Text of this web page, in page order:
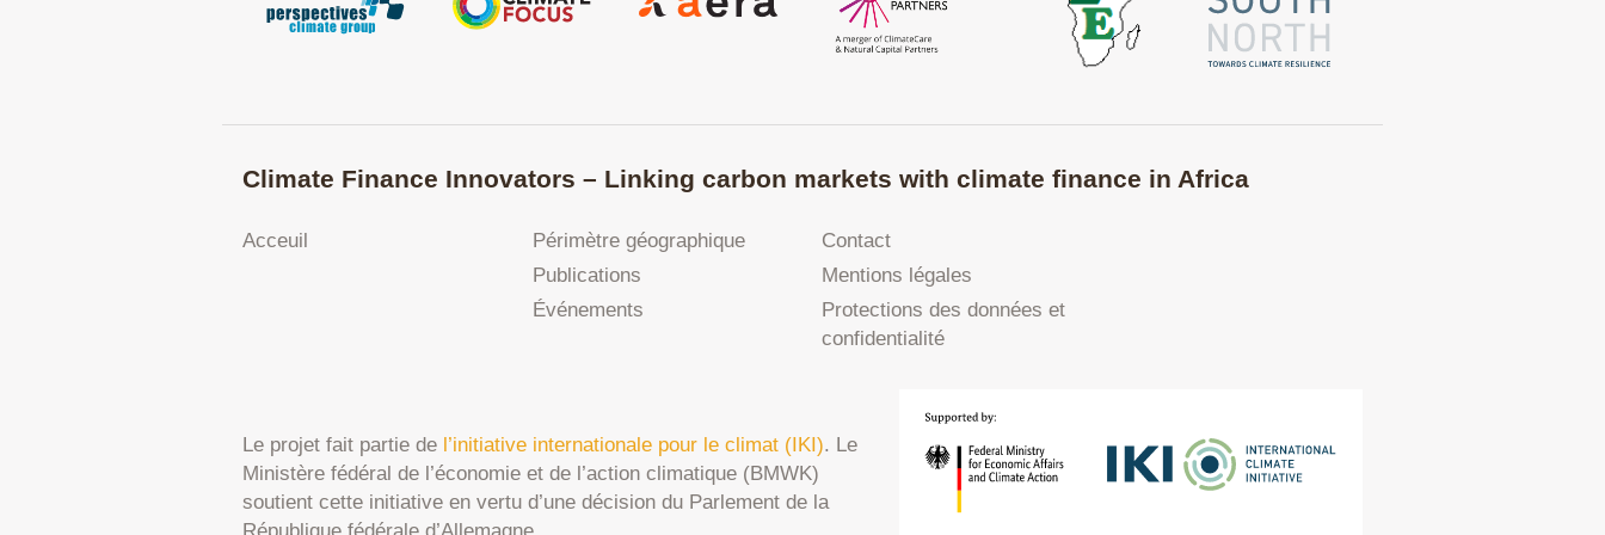
Climate Finance Innovators – Linking carbon markets with climate finance in Africa
Acceuil
Périmètre géographique
Publications
Événements
Contact
Mentions légales
Protections des données et
confidentialité
Le projet fait partie de l’initiative internationale pour le climat (IKI). Le
Ministère fédéral de l’économie et de l’action climatique (BMWK)
soutient cette initiative en vertu d’une décision du Parlement de la